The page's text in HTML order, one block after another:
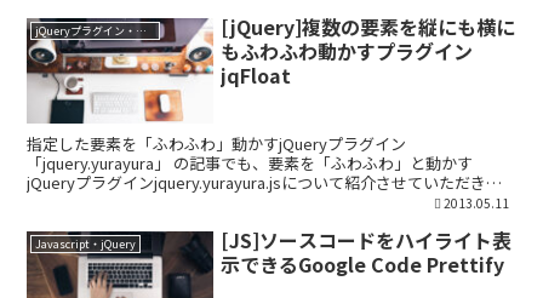
jQueryプラグイン・ライブラリ
[jQuery]複数の要素を縦にも横に
もふわふわ動かすプラグイン
jqFloat
指定した要素を「ふわふわ」動かすjQueryプラグイン
「jquery.yurayura」 の記事でも、要素を「ふわふわ」と動かす
jQueryプラグインjquery.yurayura.jsについて紹介させていただきま
2013.05.11
Javascript・jQuery
[JS]ソースコードをハイライト表
示できるGoogle Code Prettify